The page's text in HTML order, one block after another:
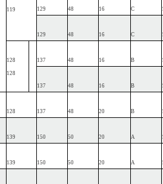
119 129 48 16 C
129 48 16 C
128
128
137 48 16 B
137 48 16 B
128 137 48 20 B
139 150 50 20 A
139 150 50 20 A